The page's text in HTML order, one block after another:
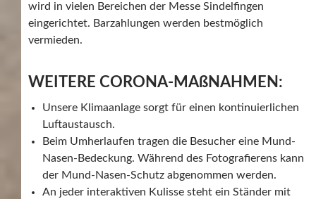
wird in vielen Bereichen der Messe Sindelfingen
eingerichtet. Barzahlungen werden bestmöglich
vermieden.
WEITERE CORONA-MAßNAHMEN:
Unsere Klimaanlage sorgt für einen kontinuierlichen
Luftaustausch.
Beim Umherlaufen tragen die Besucher eine Mund-
Nasen-Bedeckung. Während des Fotografierens kann
der Mund-Nasen-Schutz abgenommen werden.
An jeder interaktiven Kulisse steht ein Ständer mit